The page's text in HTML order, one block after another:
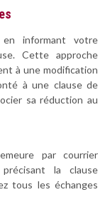
en informant votre
Cette approche
à une modification
à une clause de
sa réduction au
par courrier
la clause
tous les échanges